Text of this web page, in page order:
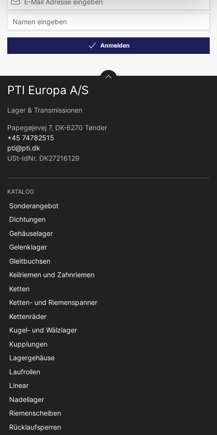
Anmelden
PTI Europa A/S
Lager & Transmissionen
Papegøjevej 7, DK-6270 Tønder
+45 74782515
pti@pti.dk
USt-IdNr. DK27216129
KATALOG
Sonderangebot
Dichtungen
Gehäuselager
Gelenklager
Gleitbuchsen
Keilriemen und Zahnriemen
Ketten
Ketten- und Riemenspanner
Kettenräder
Kugel- und Wälzlager
Kupplungen
Lagergehäuse
Laufrollen
Linear
Nadellager
Riemenscheiben
Rücklaufsperren